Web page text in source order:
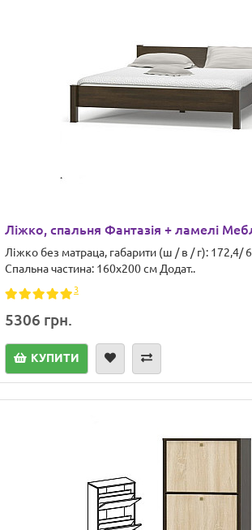
Ліжко, спальня Фантазія + ламелі
Ліжко без матраца, габарити (ш / в / г): 172,4/
Спальна частина: 160х200 см Додат..
3
5306 грн.
КУПИТИ